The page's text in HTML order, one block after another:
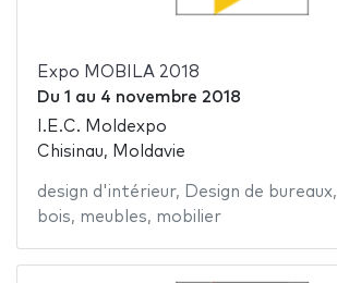
Expo MOBILA 2018
Du 1 au 4 novembre 2018
I.E.C. Moldexpo
Chisinau, Moldavie
design d'intérieur, Design de bureaux,
bois, meubles, mobilier